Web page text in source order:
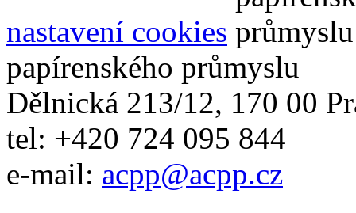
nastavení cookies
papírenského průmyslu
Dělnická 213/12, 170 00
tel: +420 724 095 844
e-mail: acpp@acpp.cz